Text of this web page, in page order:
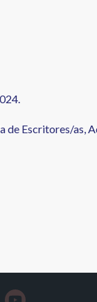
Escritores/as,